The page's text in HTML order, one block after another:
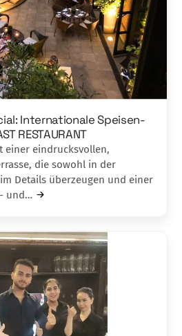
Internationale Speisen-
RESTAURANT
einer eindrucksvollen,
die sowohl in der
Details überzeugen und einer
und…